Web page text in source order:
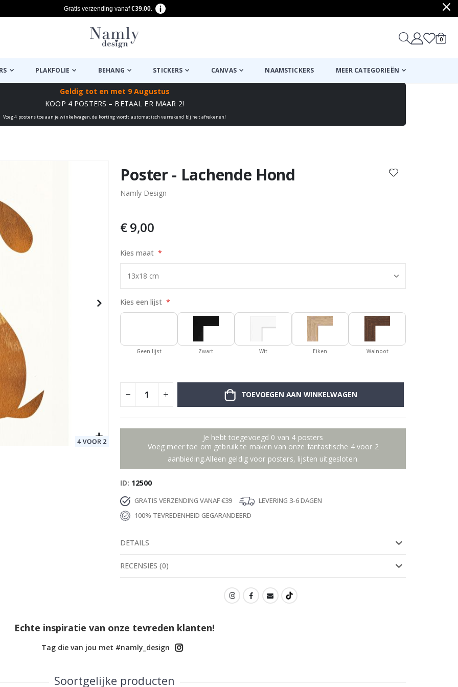
Gratis verzending vanaf€39.00.
0
PLAKFOLIE BEHANG STICKERS CANVAS NAAMSTICKERS MEER CATEGORIEËN
Geldig tot en met 9 Augustus
KOOP 4 POSTERS – BETAAL ER MAAR 2!
Voeg 4 posters toe aan je winkelwagen, de korting wordt automatisch verrekend bij het afrekenen!
29,00 €
Poster - Lachende Hond
Namly Design
€ 9,00
Kies maat
Kies een lijst
Geen lijst Zwart Wit Eiken Walnoot
TOEVOEGEN AAN WINKELWAGEN
Je hebt toegevoegd 0 van 4 posters
Voeg meer toe om gebruik te maken van onze fantastische 4 voor 2
aanbieding.Alleen geldig voor posters, lijsten uitgesloten.
ID 12500
GRATIS VERZENDING VANAF €39
LEVERING 3-6 DAGEN
100% TEVREDENHEID GEGARANDEERD
DETAILS
RECENSIES (0)
Echte inspiratie van onze tevreden klanten!
Tag die van jou met #namly_design
Soortgelijke producten